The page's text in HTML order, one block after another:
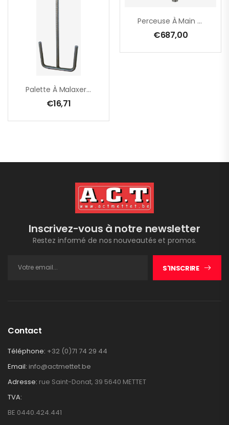
Palette À Malaxer RPG 160 – M 14 – 160 X 600 Mm
€16,71
Perceuse À Main EHB 32/2.2 R R/L – 1800 W
€687,00
Inscrivez-vous à notre newsletter
Restez informé de nos nouveautés et promos.
S'INSCRIRE
Contact
Téléphone: +32 (0)71 74 29 44
Email: info@actmettet.be
Adresse: rue Saint-Donat, 39 5640 METTET
TVA:
BE 0440.424.441